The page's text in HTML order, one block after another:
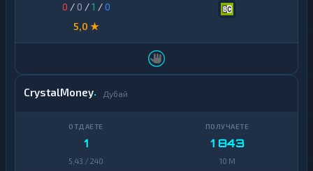
0 / 0 /1 /0
5,0 ★
CrystalMoney Дубай
1
5,43 / 240
1 843
10 M